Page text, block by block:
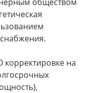
корректировке на